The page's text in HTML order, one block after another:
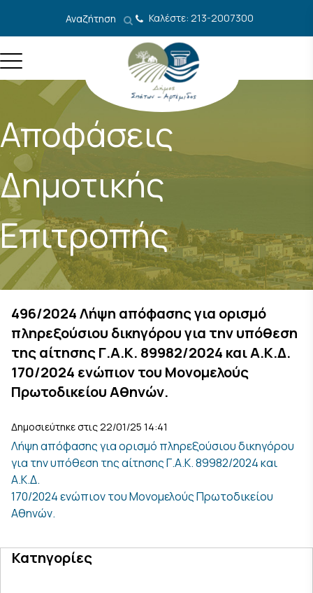
Αναζήτηση Καλέστε: 213-2007300
Αποφάσεις
Δημοτικής
Επιτροπής
496/2024 Λήψη απόφασης για ορισμό
πληρεξούσιου δικηγόρου για την υπόθεση
της αίτησης Γ.Α.Κ. 89982/2024 και Α.Κ.Δ.
170/2024 ενώπιον του Μονομελούς
Πρωτοδικείου Αθηνών.
Δημοσιεύτηκε στις 22/01/25 14:41
Λήψη απόφασης για ορισμό πληρεξούσιου δικηγόρου
για την υπόθεση της αίτησης Γ.Α.Κ. 89982/2024 και
Α.Κ.Δ.
170/2024 ενώπιον του Μονομελούς Πρωτοδικείου
Αθηνών.
Κατηγορίες